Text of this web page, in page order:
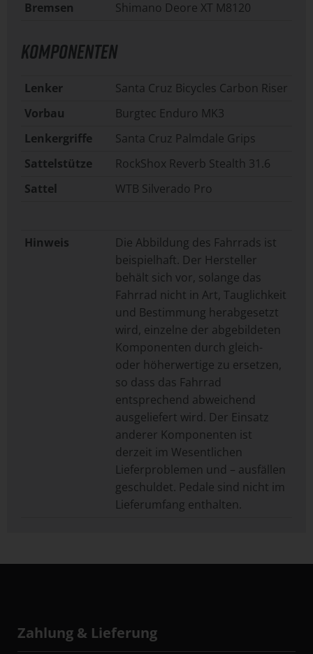
Bremsen Shimano Deore XT M8120
KOMPONENTEN
Lenker
Santa Cruz Bicycles Carbon Riser
Vorbau
Burgtec Enduro MK3
Lenkergriffe
Santa Cruz Palmdale Grips
Sattelstütze
RockShox Reverb Stealth 31.6
Sattel
WTB Silverado Pro
Hinweis
Die Abbildung des Fahrrads ist
beispielhaft. Der Hersteller
behält sich vor, solange das
Fahrrad nicht in Art, Tauglichkeit
und Bestimmung herabgesetzt
wird, einzelne der abgebildeten
Komponenten durch gleich-
oder höherwertige zu ersetzen,
so dass das Fahrrad
entsprechend abweichend
ausgeliefert wird. Der Einsatz
anderer Komponenten ist
derzeit im Wesentlichen
Lieferproblemen und – ausfällen
geschuldet. Pedale sind nicht im
Lieferumfang enthalten.
Zahlung & Lieferung